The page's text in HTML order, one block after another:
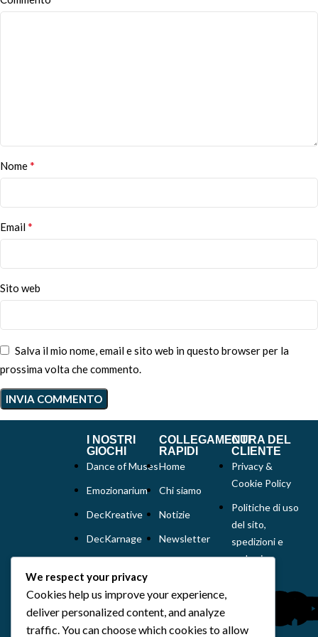
Nome*
Email*
Sito web
Salva il mio nome, email e sito web in questo browser per la
prossima volta che commento.
I NOSTRI
GIOCHI
Dance of Muses
Emozionarium
DecKreative
DecKarnage
Out of the box
comics
Tutti i prodotti
COLLEGAMENTI
RAPIDI
Home
Chi siamo
Notizie
Newsletter
CURA DEL
CLIENTE
Privacy &
Cookie Policy
Politiche di uso
del sito,
spedizioni e
reclami
We respect your privacy
Cookies help us improve your experience,
deliver personalized content, and analyze
traffic. You can choose which cookies to allow